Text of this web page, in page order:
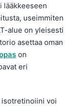
lääkkeeseen
useimmiten
alue on yleisesti
asettaa oman
on
eri
isotretinoiini voi